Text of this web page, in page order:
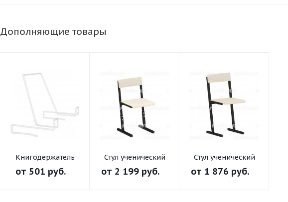
Дополняющие товары
Книгодержатель
для стола
ученического
от 501 руб.
Стул ученический
регулируемый на
прямоугольной
от 2 199 руб.
Стул ученический
нерегулируемый
на прямоугольной
от 1 876 руб.